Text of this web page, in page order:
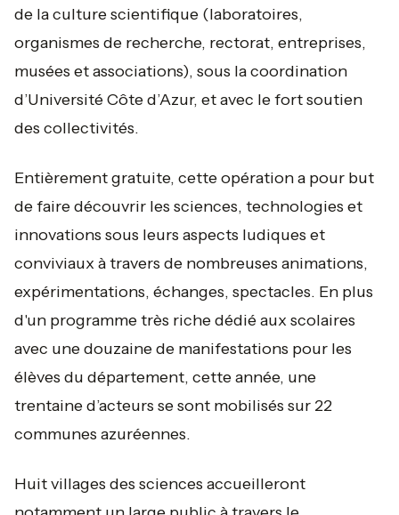
de la culture scientifique (laboratoires,
organismes de recherche, rectorat, entreprises,
musées et associations), sous la coordination
d’Université Côte d’Azur, et avec le fort soutien
des collectivités.
Entièrement gratuite, cette opération a pour but
de faire découvrir les sciences, technologies et
innovations sous leurs aspects ludiques et
conviviaux à travers de nombreuses animations,
expérimentations, échanges, spectacles. En plus
d'un programme très riche dédié aux scolaires
avec une douzaine de manifestations pour les
élèves du département, cette année, une
trentaine d’acteurs se sont mobilisés sur 22
communes azuréennes.
Huit villages des sciences accueilleront